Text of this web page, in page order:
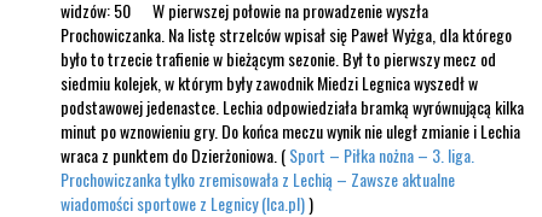
widzów: 50 W pierwszej połowie na prowadzenie wyszła
Prochowiczanka. Na listę strzelców wpisał się Paweł Wyżga, dla którego
było to trzecie trafienie w bieżącym sezonie. Był to pierwszy mecz od
siedmiu kolejek, w którym były zawodnik Miedzi Legnica wyszedł w
podstawowej jedenastce. Lechia odpowiedziała bramką wyrównującą kilka
minut po wznowieniu gry. Do końca meczu wynik nie uległ zmianie i Lechia
wraca z punktem do Dzierżoniowa. (Sport – Piłka nożna – 3. liga.
Prochowiczanka tylko zremisowała z Lechią – Zawsze aktualne
wiadomości sportowe z Legnicy (lca.pl))